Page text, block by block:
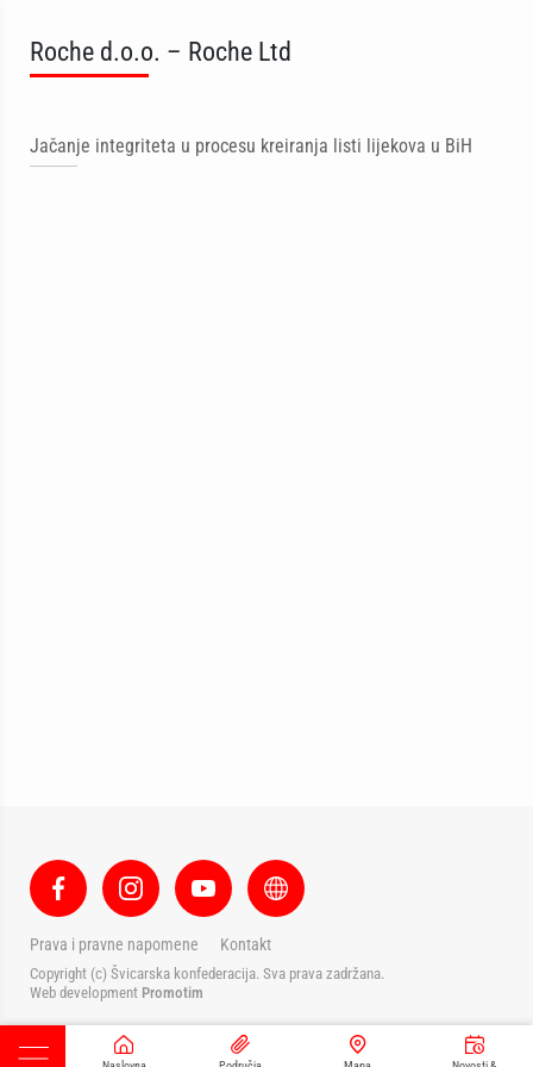
Roche d.o.o. – Roche Ltd
Jačanje integriteta u procesu kreiranja listi lijekova u BiH
Prava i pravne napomene Kontakt
Copyright (c) Švicarska konfederacija. Sva prava zadržana.
Web development Promotim